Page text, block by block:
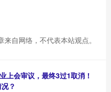
自网络，不代表本站观点。
上会审议，最终3过1取消！
？